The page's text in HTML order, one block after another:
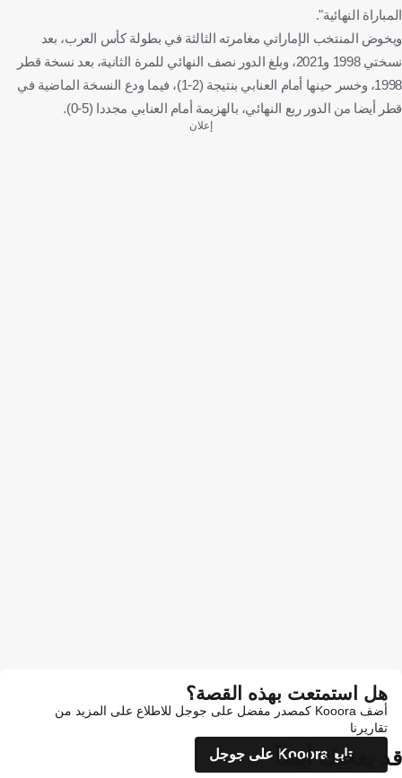
المباراة النهائية".
ويخوض المنتخب الإماراتي مغامرته الثالثة في بطولة كأس العرب، بعد
نسختي 1998 و2021، وبلغ الدور نصف النهائي للمرة الثانية، بعد نسخة قطر
1998، وخسر حينها أمام العنابي بنتيجة (2-1)، فيما ودع النسخة الماضية في
قطر أيضا من الدور ربع النهائي، بالهزيمة أمام العنابي مجددا (5-0).
إعلان
هل استمتعت بهذه القصة؟
أضف Kooora كمصدر مفضل على جوجل للاطلاع على المزيد من
تقاريرنا
تابع Kooora على جوجل
قد يعجبك أيضاً